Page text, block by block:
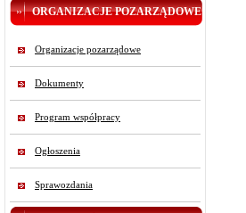
ORGANIZACJE POZARZĄDOWE
Organizacje pozarządowe
Dokumenty
Program współpracy
Ogłoszenia
Sprawozdania